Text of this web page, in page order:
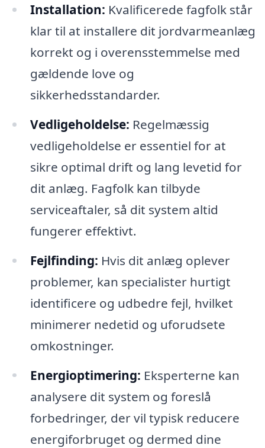
Installation: Kvalificerede fagfolk står
klar til at installere dit jordvarmeanlæg
korrekt og i overensstemmelse med
gældende love og
sikkerhedsstandarder.
Vedligeholdelse: Regelmæssig
vedligeholdelse er essentiel for at
sikre optimal drift og lang levetid for
dit anlæg. Fagfolk kan tilbyde
serviceaftaler, så dit system altid
fungerer effektivt.
Fejlfinding: Hvis dit anlæg oplever
problemer, kan specialister hurtigt
identificere og udbedre fejl, hvilket
minimerer nedetid og uforudsete
omkostninger.
Energioptimering: Eksperterne kan
analysere dit system og foreslå
forbedringer, der vil typisk reducere
energiforbruget og dermed dine